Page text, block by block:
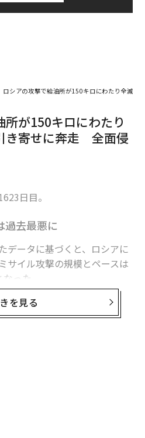
ロシアの攻撃で給油所が150キロにわたり全滅
が150キロにわたり
き寄せに奔走 全面侵
日目。
過去最悪に
データに基づくと、ロシアに
サイル攻撃の規模とペースは
った。
ルを計381発発射した。1日
年2月の全面侵攻開始以来、
を見る